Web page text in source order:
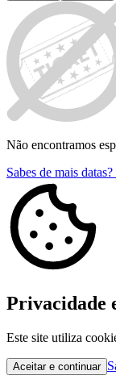
Não encontramos
Sabes de mais
Privacidade
Este site utiliza
Aceitar e continuar